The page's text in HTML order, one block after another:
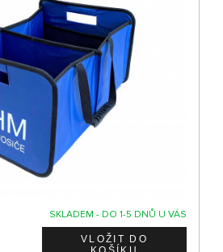
SKLADEM - DO 1-5 DNŮ U VÁS